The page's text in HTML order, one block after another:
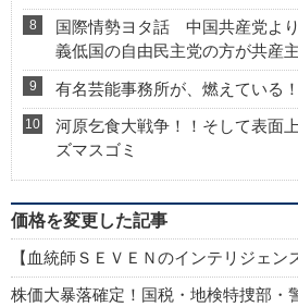
国際情勢ヨタ話 中国共産党よ
義低国の自由民主党の方が共産
有名芸能事務所が、燃えている！
河原乞食大戦争！！そして表面
ズマスゴミ
価格を変更した記事
【血統師ＳＥＶＥＮのインテリジェン
株価大暴落確定！国税・地検特捜部・